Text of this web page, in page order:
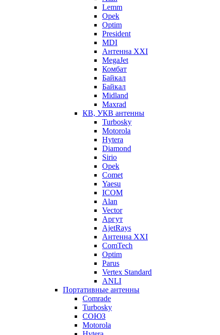
Lemm
Opek
Optim
President
MDI
Антенна XXI
MegaJet
Комбат
Байкал
Байкал
Midland
Maxrad
КВ, УКВ антенны
Turbosky
Motorola
Hytera
Diamond
Sirio
Opek
Comet
Yaesu
ICOM
Alan
Vector
Аргут
AjetRays
Антенна XXI
ComTech
Optim
Parus
Vertex Standard
ANLI
Портативные антенны
Comrade
Turbosky
СОЮЗ
Motorola